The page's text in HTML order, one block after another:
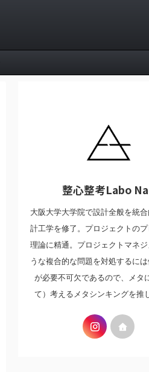
整心整考Labo
大阪大学大学院で設計全般を統
計工学を修了。プロジェクトの
理論に精通。プロジェクトマネジ
うな複合的な問題を対処するに
が必要不可欠であるので、メタ
て）考えるメタシンキングを推